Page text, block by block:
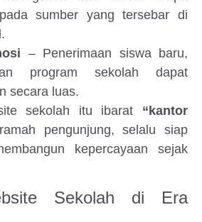
sumber yang tersebar di
– Penerimaan siswa baru,
program sekolah dapat
secara luas.
sekolah itu ibarat “kantor
pengunjung, selalu siap
kepercayaan sejak
Sekolah di Era